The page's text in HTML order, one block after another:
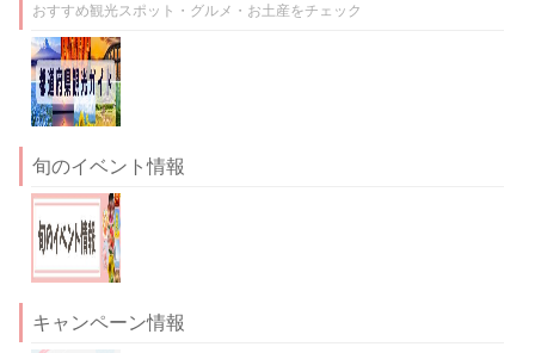
おすすめ観光スポット・グルメ・お土産をチェック
旬のイベント情報
キャンペーン情報